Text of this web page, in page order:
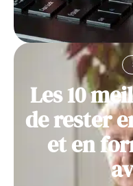
Les 10
de rester
et en